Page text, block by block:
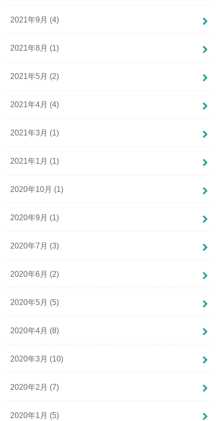
2021年9月 (4)
2021年8月 (1)
2021年5月 (2)
2021年4月 (4)
2021年3月 (1)
2021年1月 (1)
2020年10月 (1)
2020年9月 (1)
2020年7月 (3)
2020年6月 (2)
2020年5月 (5)
2020年4月 (8)
2020年3月 (10)
2020年2月 (7)
2020年1月 (5)